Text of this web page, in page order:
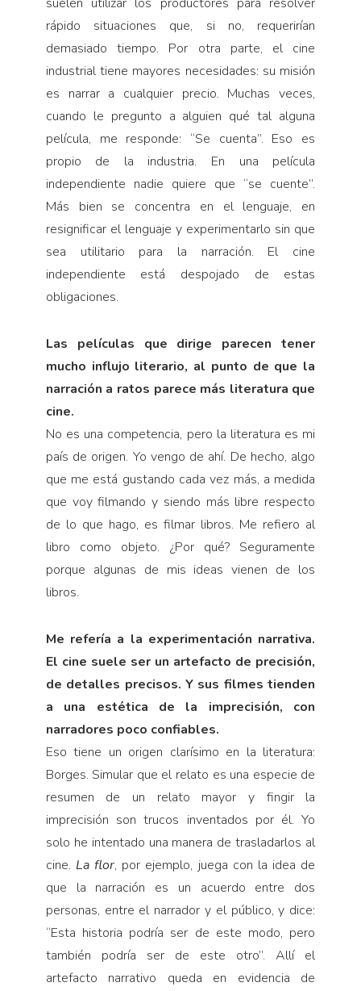
suelen utilizar los productores para resolver
rápido situaciones que, si no, requerirían
demasiado tiempo. Por otra parte, el cine
industrial tiene mayores necesidades: su misión
es narrar a cualquier precio. Muchas veces,
cuando le pregunto a alguien qué tal alguna
película, me responde: “Se cuenta”. Eso es
propio de la industria. En una película
independiente nadie quiere que “se cuente”.
Más bien se concentra en el lenguaje, en
resignificar el lenguaje y experimentarlo sin que
sea utilitario para la narración. El cine
independiente está despojado de estas
obligaciones.
Las películas que dirige parecen tener
mucho influjo literario, al punto de que la
narración a ratos parece más literatura que
cine.
No es una competencia, pero la literatura es mi
país de origen. Yo vengo de ahí. De hecho, algo
que me está gustando cada vez más, a medida
que voy filmando y siendo más libre respecto
de lo que hago, es filmar libros. Me refiero al
libro como objeto. ¿Por qué? Seguramente
porque algunas de mis ideas vienen de los
libros.
Me refería a la experimentación narrativa.
El cine suele ser un artefacto de precisión,
de detalles precisos. Y sus filmes tienden
a una estética de la imprecisión, con
narradores poco confiables.
Eso tiene un origen clarísimo en la literatura:
Borges. Simular que el relato es una especie de
resumen de un relato mayor y fingir la
imprecisión son trucos inventados por él. Yo
solo he intentado una manera de trasladarlos al
cine. La flor, por ejemplo, juega con la idea de
que la narración es un acuerdo entre dos
personas, entre el narrador y el público, y dice:
“Esta historia podría ser de este modo, pero
también podría ser de este otro”. Allí el
artefacto narrativo queda en evidencia de